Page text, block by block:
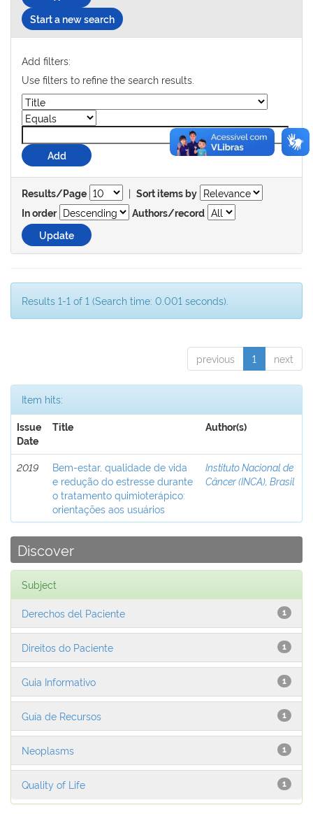
Start a new search
Add filters:
Use filters to refine the search results.
Results/Page | Sort items by
In order
Authors/record
Results 1-1 of 1 (Search time: 0.001 seconds).
previous 1 next
Item hits:
Issue
Date
Title Author(s)
2019
Bem-estar, qualidade de vida
e redução do estresse durante
o tratamento quimioterápico:
orientações aos usuários
Instituto Nacional de
Câncer (INCA), Brasil
Discover
Subject
1
Derechos del Paciente
1
Direitos do Paciente
1
Guia Informativo
1
Guía de Recursos
1
Neoplasms
1
Quality of Life